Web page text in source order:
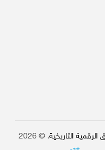
الرقمية التاريخية. © 2026